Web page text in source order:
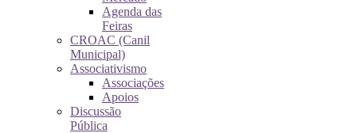
Agenda das
Feiras
CROAC (Canil
Municipal)
Associativismo
Associações
Apoios
Discussão
Pública